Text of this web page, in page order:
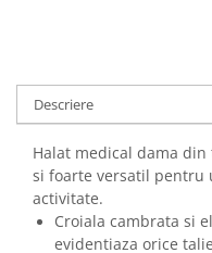
Descriere
Halat medical dama
si foarte versatil pentru
activitate.
Croiala cambrata si
evidentiaza orice